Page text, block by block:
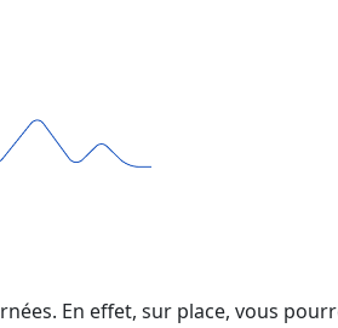
En effet, sur place, vous